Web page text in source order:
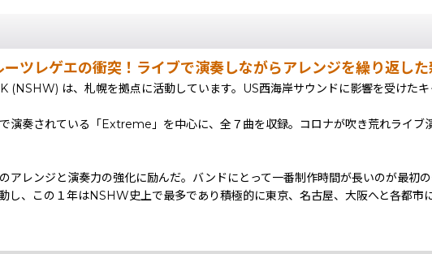
ツレゲエの衝突！ライブで演奏しながらアレンジを繰り返し
は、札幌を拠点に活動しています。US西海岸サウンドに影響を受けた
演奏されている「Extreme」を中心に、全７曲を収録。コロナが吹き荒れライブ
アレンジと演奏力の強化に励んだ。バンドにとって一番制作時間が長いのが最
、この１年はNSHW史上で最多であり積極的に東京、名古屋、大阪へと各都市